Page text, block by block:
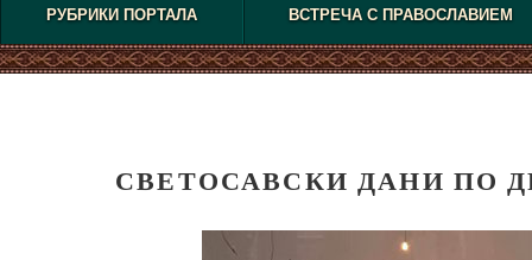
РУБРИКИ ПОРТАЛА ВСТРЕЧА С ПРАВОСЛАВИЕМ
СВЕТОСАВСКИ ДАНИ ПО